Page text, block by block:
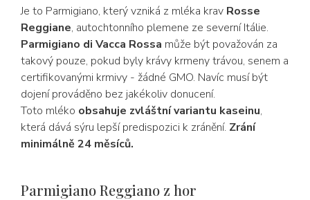
Je to Parmigiano, který vzniká z mléka krav Rosse
Reggiane, autochtonního plemene ze severní Itálie.
Parmigiano di Vacca Rossa může být považován za
takový pouze, pokud byly krávy krmeny trávou, senem a
certifikovanými krmivy - žádné GMO. Navíc musí být
dojení prováděno bez jakékoliv donucení.
Toto mléko obsahuje zvláštní variantu kaseinu,
která dává sýru lepší predispozici k zránění. Zrání
minimálně 24 měsíců.
Parmigiano Reggiano z hor